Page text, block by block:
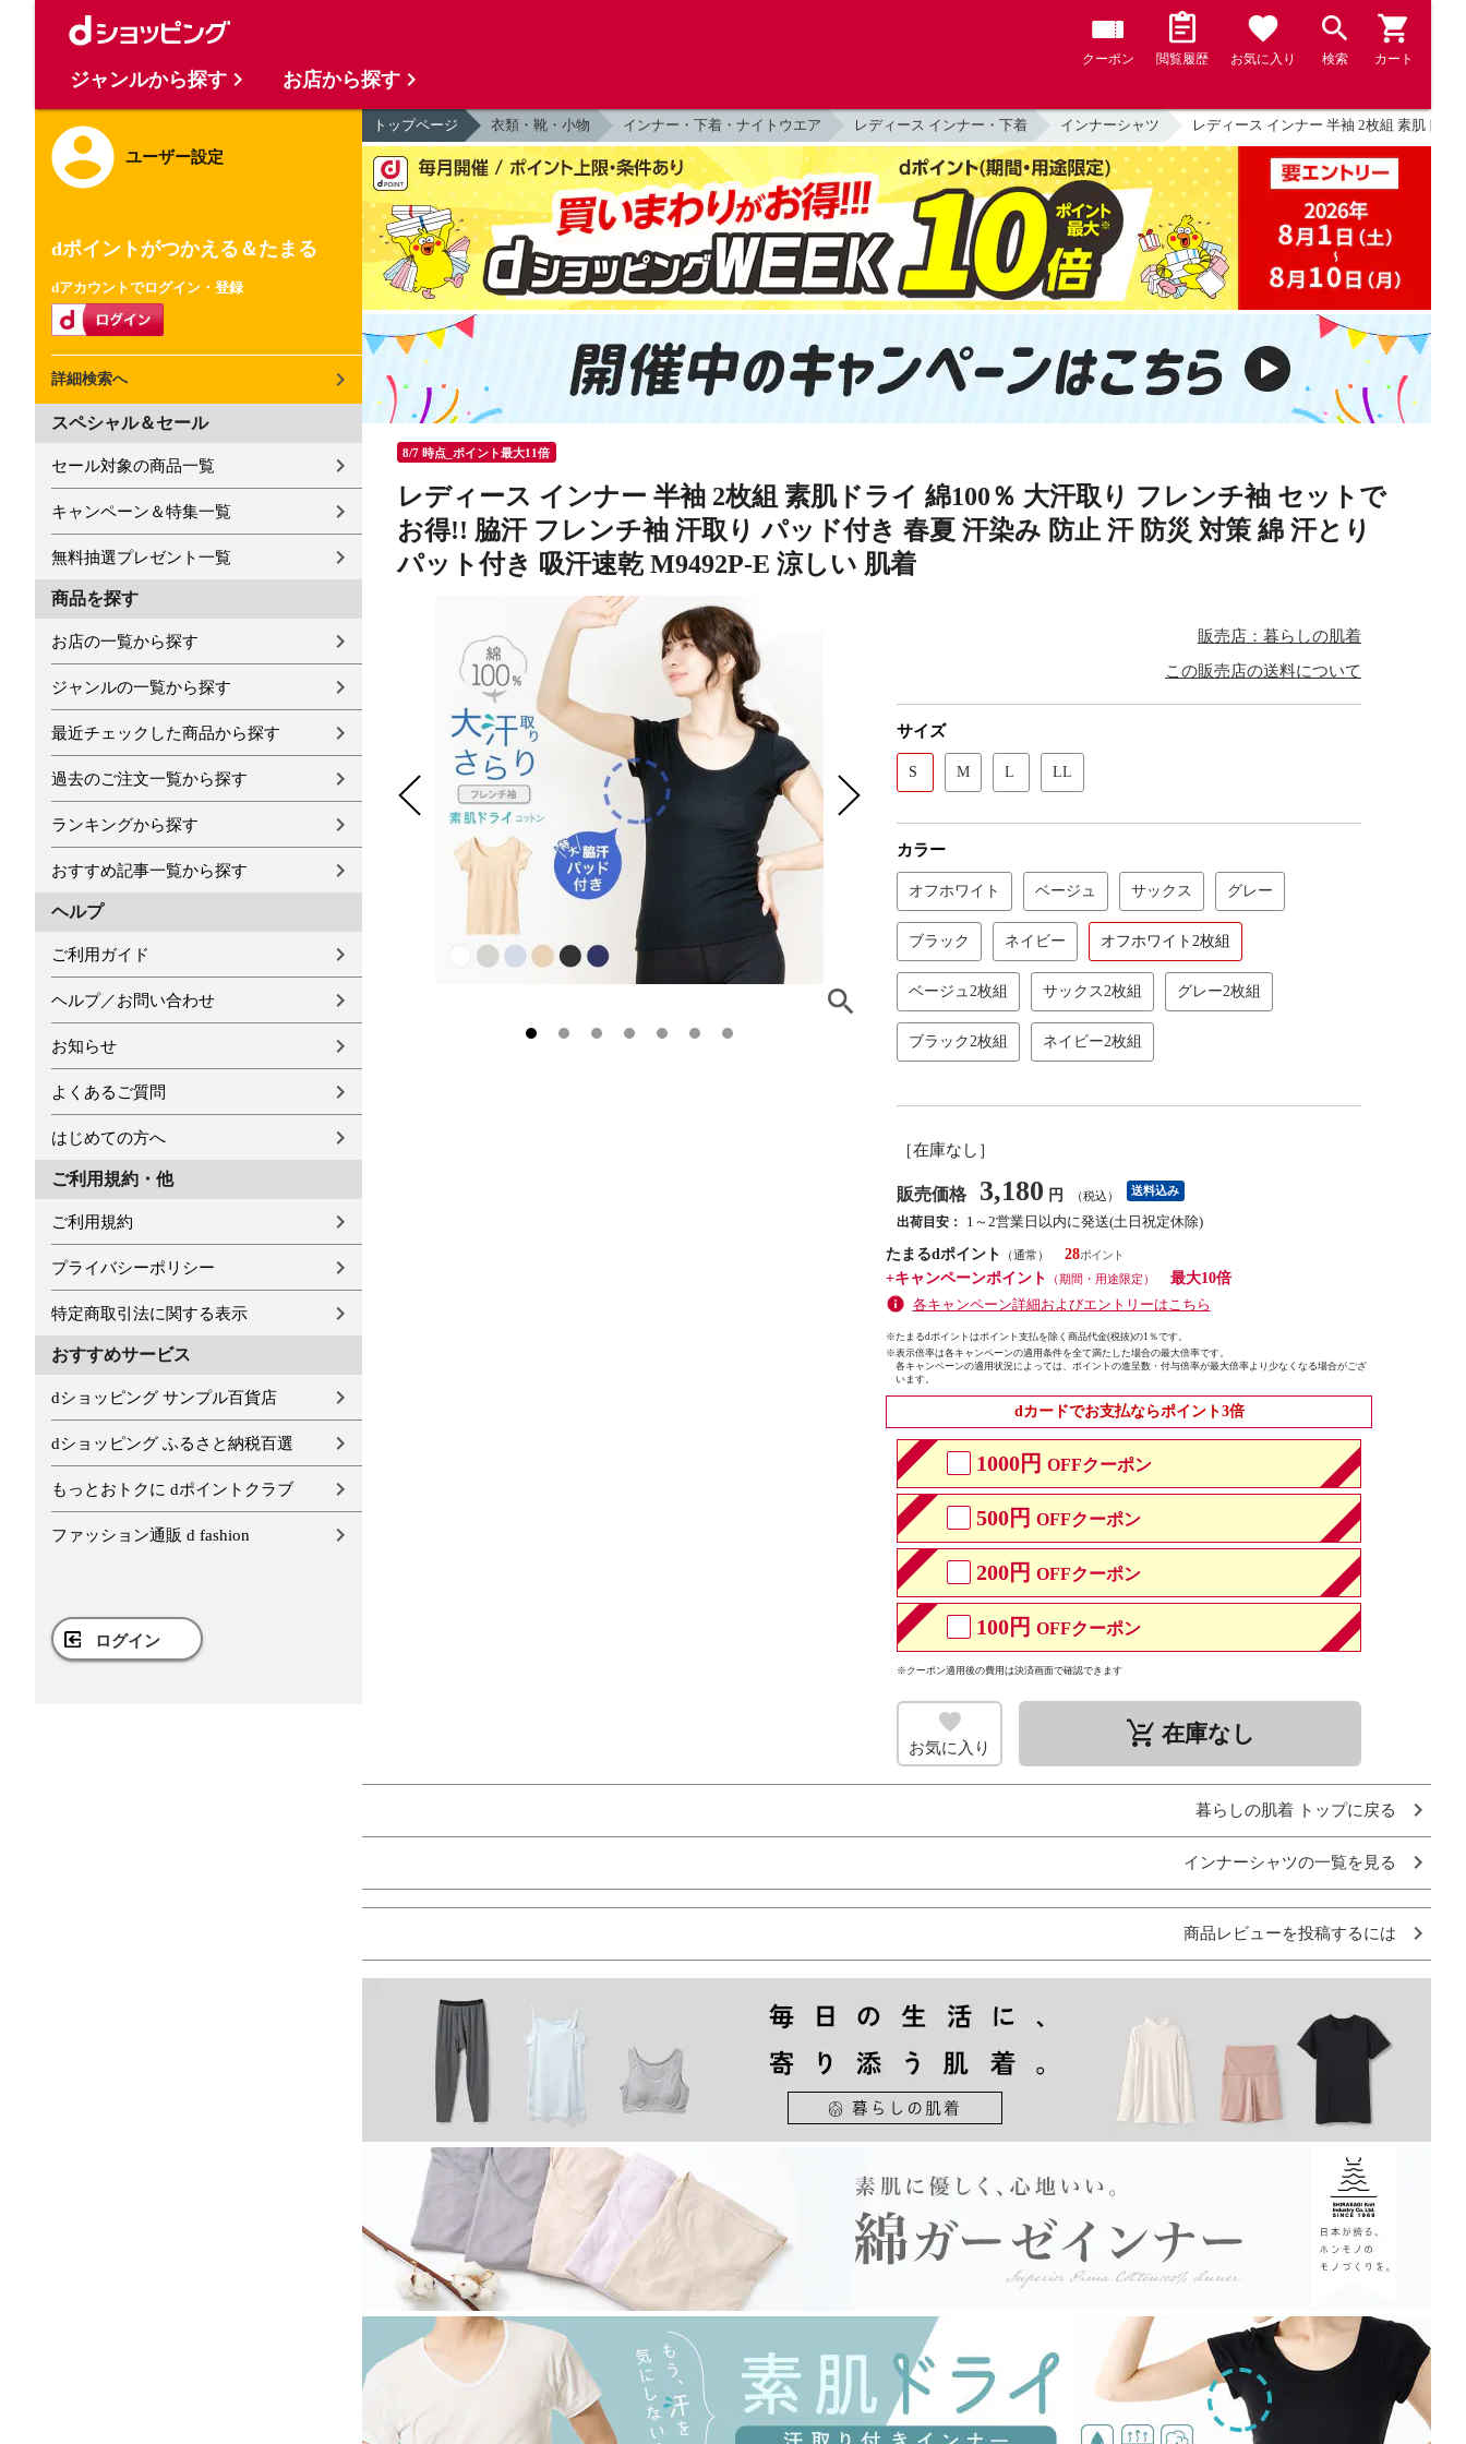
クーポン 閲覧履歴 お気に入り 検索 カート
ユーザー設定
dポイントがつかえる＆たまる
dアカウントでログイン・登録
詳細検索へ
スペシャル＆セール
セール対象の商品一覧
キャンペーン＆特集一覧
無料抽選プレゼント一覧
商品を探す
お店の一覧から探す
ジャンルの一覧から探す
最近チェックした商品から探す
過去のご注文一覧から探す
ランキングから探す
おすすめ記事一覧から探す
ヘルプ
ご利用ガイド
ヘルプ／お問い合わせ
お知らせ
よくあるご質問
はじめての方へ
ご利用規約・他
ご利用規約
プライバシーポリシー
特定商取引法に関する表示
おすすめサービス
dショッピング サンプル百貨店
dショッピング ふるさと納税百選
もっとおトクに dポイントクラブ
ファッション通販 d fashion
ログイン
トップページ 衣類・靴・小物 インナー・下着・ナイトウエア レディース インナー・下着 インナーシャツ レディース インナー 半袖 2枚組 素肌ドラ
8/7 時点_ポイント最大11倍
レディース インナー 半袖 2枚組 素肌ドライ 綿100％ 大汗取り フレンチ袖 セットで
お得!! 脇汗 フレンチ袖 汗取り パッド付き 春夏 汗染み 防止 汗 防災 対策 綿 汗とり
パット付き 吸汗速乾 M9492P-E 涼しい 肌着
販売店：暮らしの肌着
この販売店の送料について
サイズ
S M L LL
カラー
オフホワイト ベージュ サックス グレー
ブラック ネイビー オフホワイト2枚組
ベージュ2枚組 サックス2枚組 グレー2枚組
ブラック2枚組 ネイビー2枚組
［在庫なし］
販売価格 3,180 円 （税込） 送料込み
出荷目安：
1～2営業日以内に発送(土日祝定休除)
たまるdポイント
（通常）
28
+キャンペーンポイント
（期間・用途限定）
最大10倍
各キャンペーン詳細およびエントリーはこちら
※たまるdポイントはポイント支払を除く商品代金(税抜)の1％です。
※表示倍率は各キャンペーンの適用条件を全て満たした場合の最大倍率です。
各キャンペーンの適用状況によっては、ポイントの進呈数・付与倍率が最大倍率より少なくなる場合がござ
います。
dカードでお支払ならポイント3倍
1000円 OFFクーポン
500円 OFFクーポン
200円 OFFクーポン
100円 OFFクーポン
※クーポン適用後の費用は決済画面で確認できます
お気に入り remove_shopping_cart 在庫なし
暮らしの肌着 トップに戻る
インナーシャツの一覧を見る
商品レビューを投稿するには
ジャンルから探す お店から探す